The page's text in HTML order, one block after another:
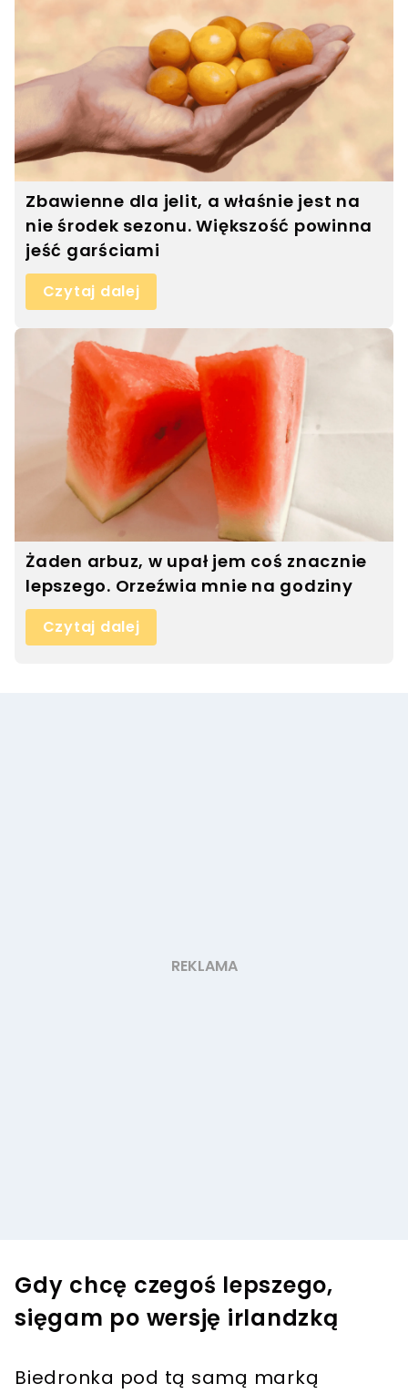
Zbawienne dla jelit, a właśnie jest na
nie środek sezonu. Większość powinna
jeść garściami
Czytaj dalej
Żaden arbuz, w upał jem coś znacznie
lepszego. Orzeźwia mnie na godziny
Czytaj dalej
Gdy chcę czegoś lepszego,
sięgam po wersję irlandzką
Biedronka pod tą samą marką